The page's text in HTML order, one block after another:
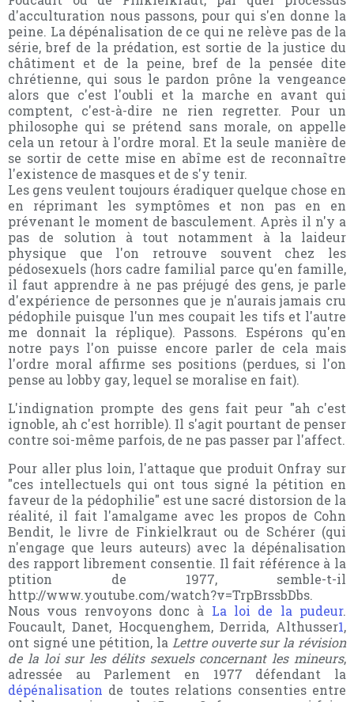
d'acculturation nous passons, pour qui s'en donne la
peine. La dépénalisation de ce qui ne relève pas de la
série, bref de la prédation, est sortie de la justice du
châtiment et de la peine, bref de la pensée dite
chrétienne, qui sous le pardon prône la vengeance
alors que c'est l'oubli et la marche en avant qui
comptent, c'est-à-dire ne rien regretter. Pour un
philosophe qui se prétend sans morale, on appelle
cela un retour à l'ordre moral. Et la seule manière de
se sortir de cette mise en abîme est de reconnaître
l'existence de masques et de s'y tenir.
Les gens veulent toujours éradiquer quelque chose en
en réprimant les symptômes et non pas en en
prévenant le moment de basculement. Après il n'y a
pas de solution à tout notamment à la laideur
physique que l'on retrouve souvent chez les
pédosexuels (hors cadre familial parce qu'en famille,
il faut apprendre à ne pas préjugé des gens, je parle
d'expérience de personnes que je n'aurais jamais cru
pédophile puisque l'un mes coupait les tifs et l'autre
me donnait la réplique). Passons. Espérons qu'en
notre pays l'on puisse encore parler de cela mais
l'ordre moral affirme ses positions (perdues, si l'on
pense au lobby gay, lequel se moralise en fait).
L'indignation prompte des gens fait peur "ah c'est
ignoble, ah c'est horrible). Il s'agit pourtant de penser
contre soi-même parfois, de ne pas passer par l'affect.
Pour aller plus loin, l'attaque que produit Onfray sur
"ces intellectuels qui ont tous signé la pétition en
faveur de la pédophilie" est une sacré distorsion de la
réalité, il fait l'amalgame avec les propos de Cohn
Bendit, le livre de Finkielkraut ou de Schérer (qui
n'engage que leurs auteurs) avec la dépénalisation
des rapport librement consentie. Il fait référence à la
ptition de 1977, semble-t-il
http://www.youtube.com/watch?v=TrpBrssbDbs.
Nous vous renvoyons donc à La loi de la pudeur.
Foucault, Danet, Hocquenghem, Derrida, Althusser1,
ont signé une pétition, la Lettre ouverte sur la révision
de la loi sur les délits sexuels concernant les mineurs,
adressée au Parlement en 1977 défendant la
dépénalisation de toutes relations consenties entre